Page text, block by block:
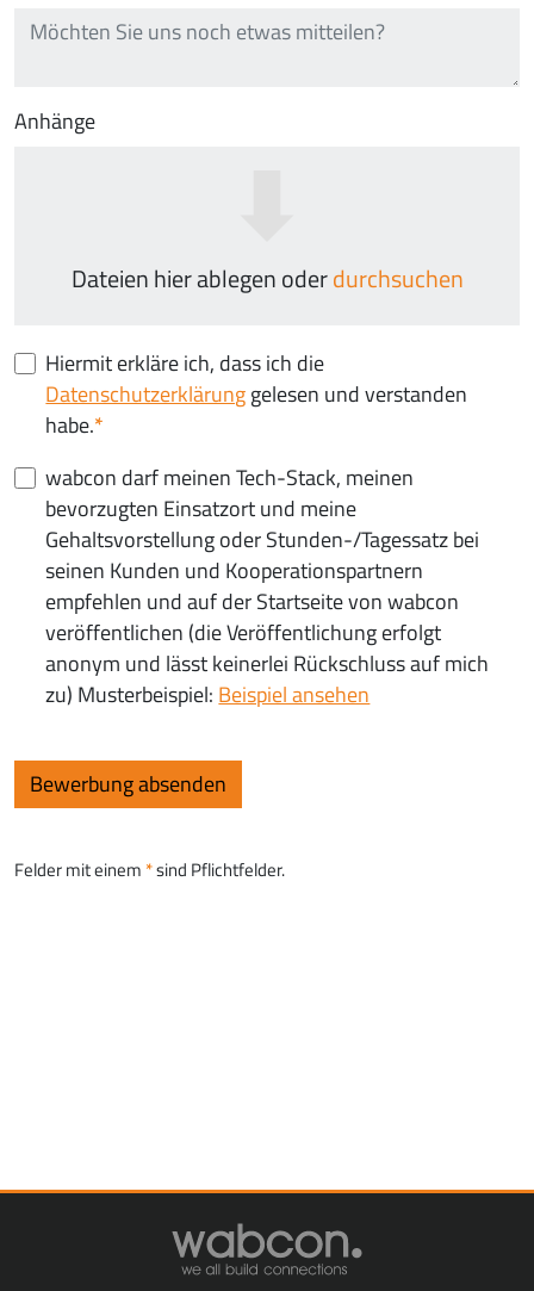
Anhänge
Dateien hier ablegen oderdurchsuchen
Hiermit erkläre ich, dass ich die
Datenschutzerklärunggelesen und verstanden
habe.
wabcon darf meinen Tech-Stack, meinen
bevorzugten Einsatzort und meine
Gehaltsvorstellung oder Stunden-/Tagessatz bei
seinen Kunden und Kooperationspartnern
empfehlen und auf der Startseite von wabcon
veröffentlichen (die Veröffentlichung erfolgt
anonym und lässt keinerlei Rückschluss auf mich
zu) Musterbeispiel: Beispiel ansehen
Felder mit einem sind Pflichtfelder.